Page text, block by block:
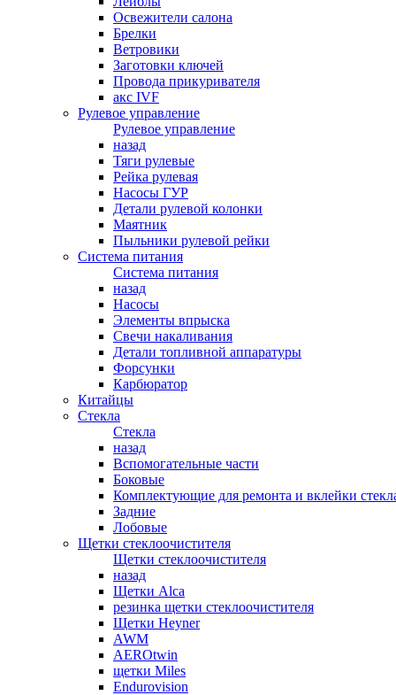
Освежители салона
Брелки
Ветровики
Заготовки ключей
Провода прикуривателя
акс IVF
Рулевое управление
Рулевое управление
назад
Тяги рулевые
Рейка рулевая
Насосы ГУР
Детали рулевой колонки
Маятник
Пыльники рулевой рейки
Система питания
Система питания
назад
Насосы
Элементы впрыска
Свечи накаливания
Детали топливной аппаратуры
Форсунки
Карбюратор
Китайцы
Стекла
Стекла
назад
Вспомогательные части
Боковые
Комплектующие для ремонта и вклейки
Задние
Лобовые
Щетки стеклоочистителя
Щетки стеклоочистителя
назад
Щетки Alca
резинка щетки стеклоочистителя
Щетки Heyner
AWM
AEROtwin
щетки Miles
Endurovision